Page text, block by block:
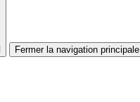
Fermer la navigation principale